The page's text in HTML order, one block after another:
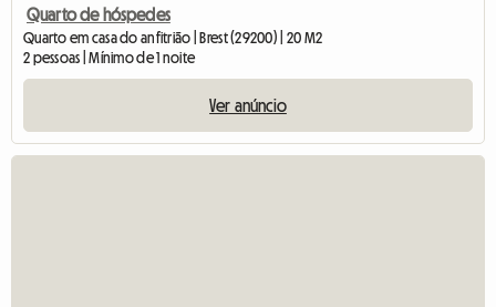
Quarto de hóspedes
Quarto em casa do anfitrião | Brest (29200) | 20 M2
2 pessoas | Mínimo de 1 noite
Ver anúncio